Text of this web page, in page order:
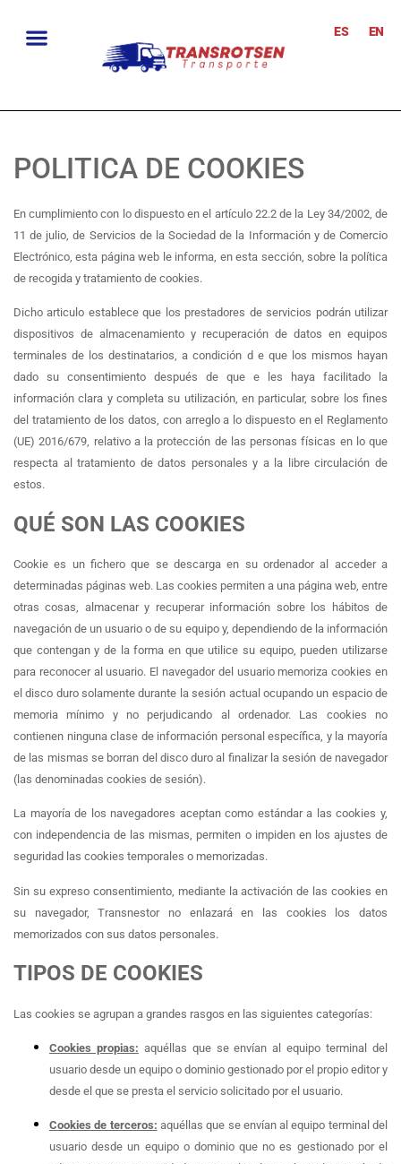
ES EN
POLITICA DE COOKIES
En cumplimiento con lo dispuesto en el artículo 22.2 de la Ley 34/2002, de
11 de julio, de Servicios de la Sociedad de la Información y de Comercio
Electrónico, esta página web le informa, en esta sección, sobre la política
de recogida y tratamiento de cookies.
Dicho articulo establece que los prestadores de servicios podrán utilizar
dispositivos de almacenamiento y recuperación de datos en equipos
terminales de los destinatarios, a condición d e que los mismos hayan
dado su consentimiento después de que e les haya facilitado la
información clara y completa su utilización, en particular, sobre los fines
del tratamiento de los datos, con arreglo a lo dispuesto en el Reglamento
(UE) 2016/679, relativo a la protección de las personas físicas en lo que
respecta al tratamiento de datos personales y a la libre circulación de
estos.
QUÉ SON LAS COOKIES
Cookie es un fichero que se descarga en su ordenador al acceder a
determinadas páginas web. Las cookies permiten a una página web, entre
otras cosas, almacenar y recuperar información sobre los hábitos de
navegación de un usuario o de su equipo y, dependiendo de la información
que contengan y de la forma en que utilice su equipo, pueden utilizarse
para reconocer al usuario. El navegador del usuario memoriza cookies en
el disco duro solamente durante la sesión actual ocupando un espacio de
memoria mínimo y no perjudicando al ordenador. Las cookies no
contienen ninguna clase de información personal específica, y la mayoría
de las mismas se borran del disco duro al finalizar la sesión de navegador
(las denominadas cookies de sesión).
La mayoría de los navegadores aceptan como estándar a las cookies y,
con independencia de las mismas, permiten o impiden en los ajustes de
seguridad las cookies temporales o memorizadas.
Sin su expreso consentimiento, mediante la activación de las cookies en
su navegador, Transnestor no enlazará en las cookies los datos
memorizados con sus datos personales.
TIPOS DE COOKIES
Las cookies se agrupan a grandes rasgos en las siguientes categorías:
Cookies propias: aquéllas que se envían al equipo terminal del
usuario desde un equipo o dominio gestionado por el propio editor y
desde el que se presta el servicio solicitado por el usuario.
Cookies de terceros: aquéllas que se envían al equipo terminal del
usuario desde un equipo o dominio que no es gestionado por el